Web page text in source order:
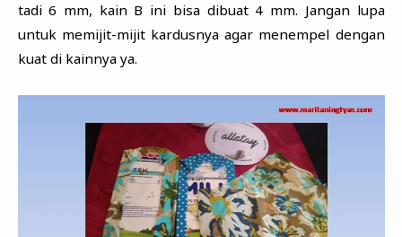
tadi 6 mm, kain B ini bisa dibuat 4 mm. Jangan lupa
untuk memijit-mijit kardusnya agar menempel dengan
kuat di kainnya ya.